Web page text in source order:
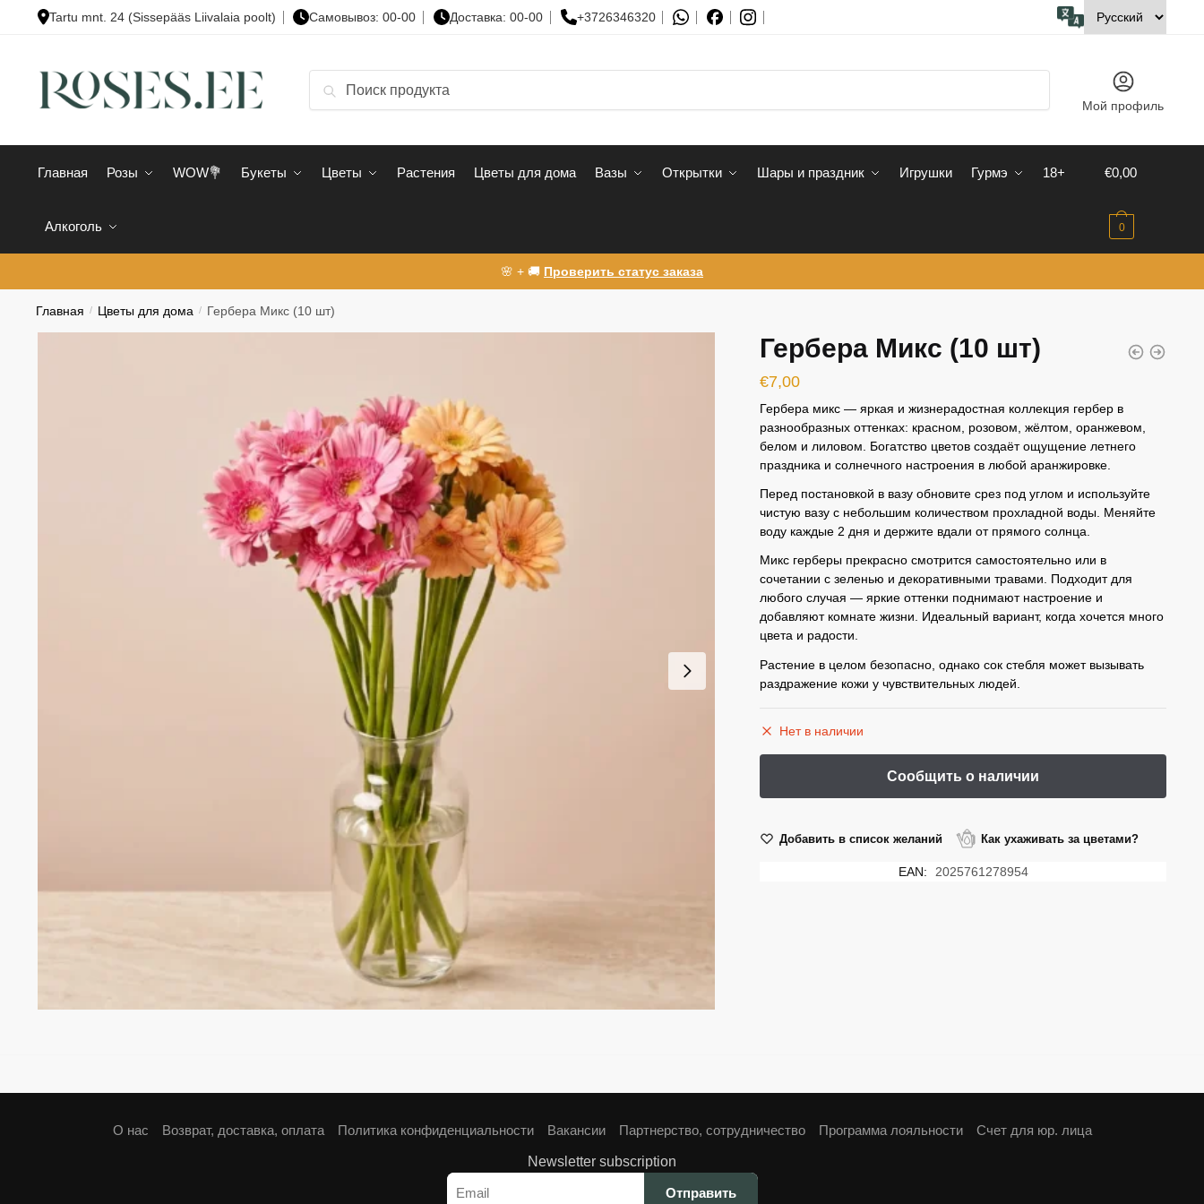
Tartu mnt. 24 (Sissepääs Liivalaia poolt) Cамовывоз: 00-00 Доставка: 00-00 +3726346320
Поиск
Мой профиль
Главная Розы WOW💐 Букеты Цветы Растения Цветы для дома Вазы Открытки Шары и праздник Игрушки Гурмэ 18+
Алкоголь
€0,00
0
🌸 + 🚚 Проверить статус заказа
Главная / Цветы для дома / Гербера Микс (10 шт)
Гербера Микс (10 шт)
€7,00
Гербера микс — яркая и жизнерадостная коллекция гербер в
разнообразных оттенках: красном, розовом, жёлтом, оранжевом,
белом и лиловом. Богатство цветов создаёт ощущение летнего
праздника и солнечного настроения в любой аранжировке.
Перед постановкой в вазу обновите срез под углом и используйте
чистую вазу с небольшим количеством прохладной воды. Меняйте
воду каждые 2 дня и держите вдали от прямого солнца.
Микс герберы прекрасно смотрится самостоятельно или в
сочетании с зеленью и декоративными травами. Подходит для
любого случая — яркие оттенки поднимают настроение и
добавляют комнате жизни. Идеальный вариант, когда хочется много
цвета и радости.
Растение в целом безопасно, однако сок стебля может вызывать
раздражение кожи у чувствительных людей.
Нет в наличии
Добавить в список желаний Как ухаживать за цветами?
EAN: 2025761278954
О нас Возврат, доставка, оплата Политика конфиденциальности Вакансии Партнерство, сотрудничество Программа лояльности Cчет для юр. лица
Newsletter subscription